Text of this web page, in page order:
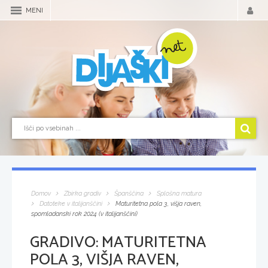
MENI
Domov Zbirka gradiv Španščina
Splošna matura
Datoteke v italijanščini
Maturitetna pola 3, višja raven,
spomladanski rok 2024 (v italijanščini)
GRADIVO:MATURITETNA
POLA 3, VIŠJA RAVEN,